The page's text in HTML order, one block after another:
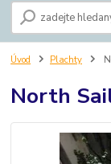
Úvod Plachty
North